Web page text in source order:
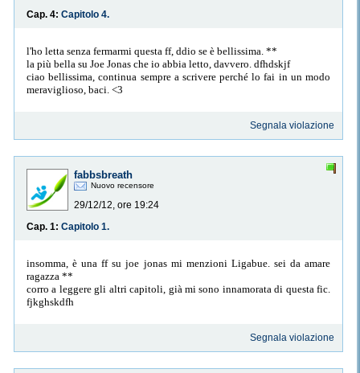
Cap. 4: Capitolo 4.
l'ho letta senza fermarmi questa ff, ddio se è bellissima. **
la più bella su Joe Jonas che io abbia letto, davvero. dfhdskjf
ciao bellissima, continua sempre a scrivere perché lo fai in un modo
meraviglioso, baci. <3
Segnala violazione
fabbsbreath
Nuovo recensore
29/12/12, ore 19:24
Cap. 1: Capitolo 1.
insomma, è una ff su joe jonas mi menzioni Ligabue. sei da amare
ragazza **
corro a leggere gli altri capitoli, già mi sono innamorata di questa fic.
fjkghskdfh
Segnala violazione